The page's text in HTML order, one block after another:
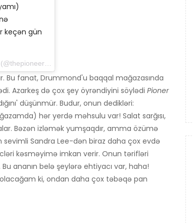
keçən gün
(@thepioneerwoman) 21 avqust 2019-cu il, saat 3: 36-da PDT
Bu fanat, Drummond'u baqqal mağazasında
Azarkeş də çox şey öyrəndiyini söylədi Pioner
düşünmür. Budur, onun dedikləri:
hər yerdə məhsulu var! Salat sarğısı,
Bəzən izləmək yumşaqdır, amma özümə
sevimli Sandra Lee-dən biraz daha çox evdə
kəsməyimə imkan verir. Onun tərifləri
ananın belə şeylərə ehtiyacı var, haha!
ki, ondan daha çox təbəqə pan